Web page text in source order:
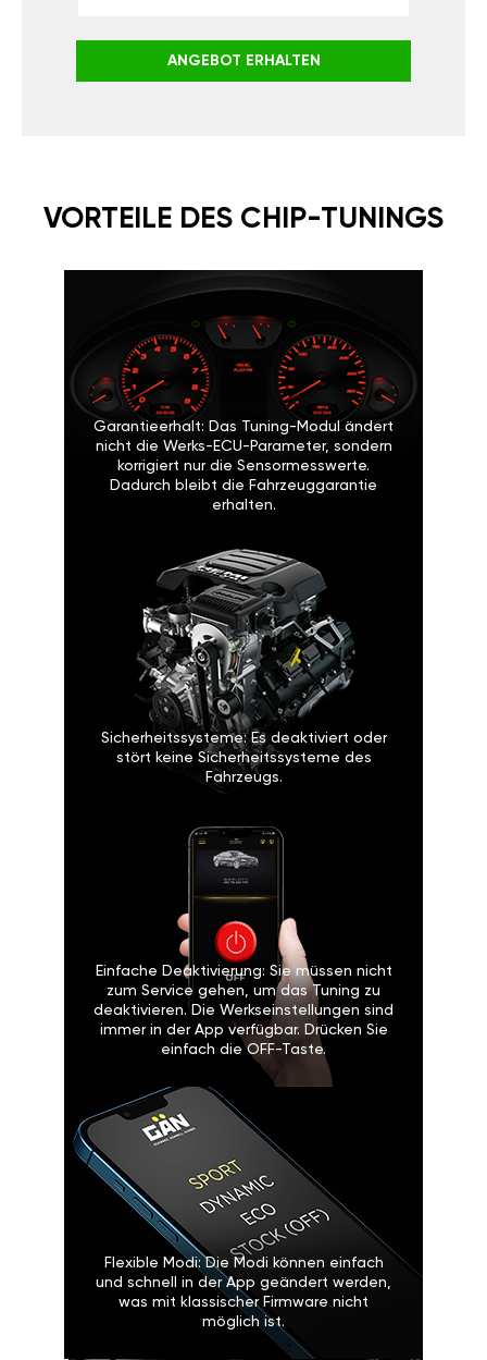
ANGEBOT ERHALTEN
VORTEILE DES CHIP-TUNINGS
Garantieerhalt: Das Tuning-Modul ändert
nicht die Werks-ECU-Parameter, sondern
korrigiert nur die Sensormesswerte.
Dadurch bleibt die Fahrzeuggarantie
erhalten.
Sicherheitssysteme: Es deaktiviert oder
stört keine Sicherheitssysteme des
Fahrzeugs.
Einfache Deaktivierung: Sie müssen nicht
zum Service gehen, um das Tuning zu
deaktivieren. Die Werkseinstellungen sind
immer in der App verfügbar. Drücken Sie
einfach die OFF-Taste.
Flexible Modi: Die Modi können einfach
und schnell in der App geändert werden,
was mit klassischer Firmware nicht
möglich ist.